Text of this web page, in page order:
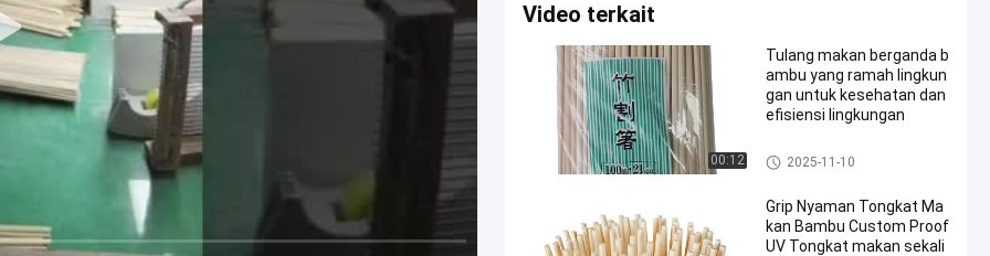
Video terkait
00:12
Tulang makan berganda b
ambu yang ramah lingkun
gan untuk kesehatan dan
efisiensi lingkungan
Stik Makan Telanjang
2025-11-10
Grip Nyaman Tongkat Ma
kan Bambu Custom Proof
UV Tongkat makan sekali